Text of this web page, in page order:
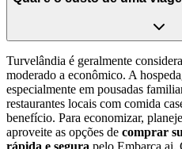
Turvelândia é geralmente
moderado a econômico. A
especialmente em pousadas
restaurantes locais com comida
benefício. Para economizar,
aproveite as opções de comprar